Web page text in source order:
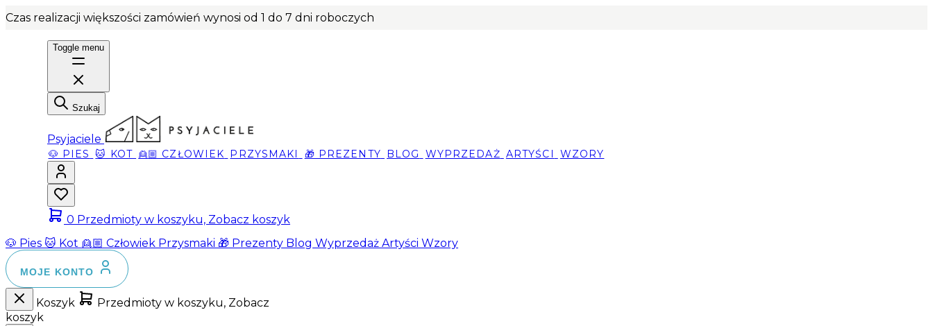
Czas realizacji większości zamówień wynosi od 1 do 7 dni roboczych
Toggle menu
Szukaj
Psyjaciele
🐶 PIES 🐱 KOT 👱🏼 CZŁOWIEK PRZYSMAKI 🎁 PREZENTY BLOG WYPRZEDAŻ ARTYŚCI WZORY
0 Przedmioty w koszyku, Zobacz koszyk
🐶 Pies 🐱 Kot 👱🏼 Człowiek Przysmaki 🎁 Prezenty Blog Wyprzedaż Artyści Wzory
MOJE KONTO
Koszyk
Przedmioty w koszyku, Zobacz
koszyk